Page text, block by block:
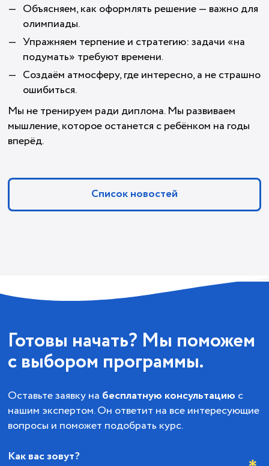
Объясняем, как оформлять решение — важно для
олимпиады.
Упражняем терпение и стратегию: задачи «на
подумать» требуют времени.
Создаём атмосферу, где интересно, а не страшно
ошибиться.
Мы не тренируем ради диплома. Мы развиваем
мышление, которое останется с ребёнком на годы
вперёд.
Список новостей
Готовы начать? Мы поможем
с выбором программы.
Оставьте заявку на бесплатную консультацию с
нашим экспертом. Он ответит на все интересующие
вопросы и поможет подобрать курс.
Как вас зовут?